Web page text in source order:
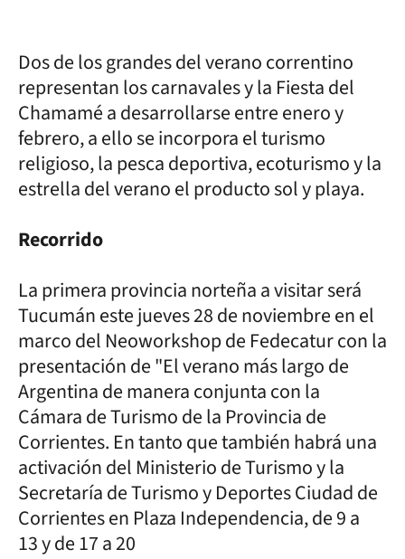
Dos de los grandes del verano correntino
representan los carnavales y la Fiesta del
Chamamé a desarrollarse entre enero y
febrero, a ello se incorpora el turismo
religioso, la pesca deportiva, ecoturismo y la
estrella del verano el producto sol y playa.
Recorrido
La primera provincia norteña a visitar será
Tucumán este jueves 28 de noviembre en el
marco del Neoworkshop de Fedecatur con la
presentación de "El verano más largo de
Argentina de manera conjunta con la
Cámara de Turismo de la Provincia de
Corrientes. En tanto que también habrá una
activación del Ministerio de Turismo y la
Secretaría de Turismo y Deportes Ciudad de
Corrientes en Plaza Independencia, de 9 a
13 y de 17 a 20